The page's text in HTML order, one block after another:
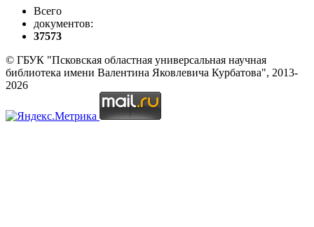
Всего
документов:
37573
© ГБУК "Псковская областная универсальная научная
библиотека имени Валентина Яковлевича Курбатова", 2013-
2026